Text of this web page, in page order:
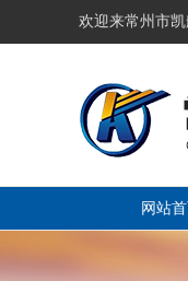
欢迎来常州市
网站